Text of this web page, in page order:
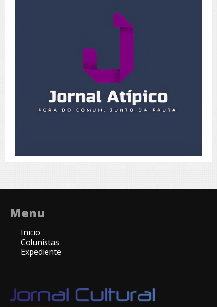
Menu
Início
Colunistas
Expediente